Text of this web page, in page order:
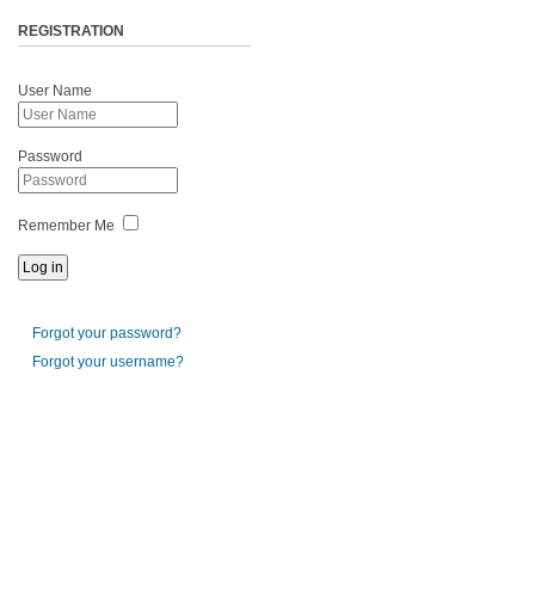
REGISTRATION
User Name
Password
Remember Me
Forgot your password?
Forgot your username?